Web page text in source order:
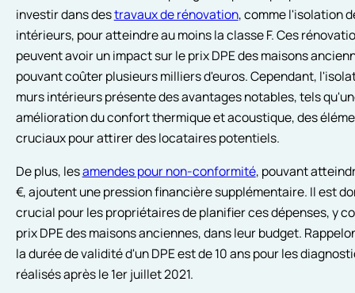
investir dans destravaux de rénovation, comme l'isolation
intérieurs, pour atteindre au moins la classe F. Ces
peuvent avoir un impact sur le prix DPE des maisons
pouvant coûter plusieurs milliers d'euros. Cependant,
murs intérieurs présente des avantages notables, tels
amélioration du confort thermique et acoustique, des
cruciaux pour attirer des locataires potentiels.
De plus, lesamendes pour non-conformité, pouvant
€, ajoutent une pression financière supplémentaire. Il est
crucial pour les propriétaires de planifier ces dépenses, y
prix DPE des maisons anciennes, dans leur budget.
la durée de validité d'un DPE est de 10 ans pour les
réalisés après le 1er juillet 2021.